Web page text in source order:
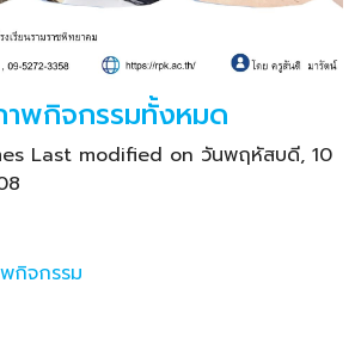
พกิจกรรมทั้งหมด
Last modified on วันพฤหัสบดี, 10
กิจกรรม